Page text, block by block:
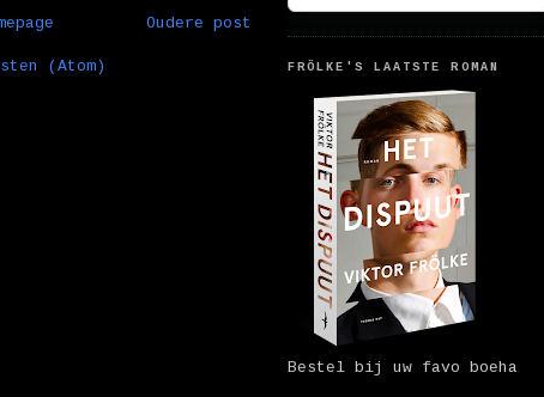
Oudere post
(Atom) FRÖLKE'S LAATSTE ROMAN
Bestel bij uw favo boeha